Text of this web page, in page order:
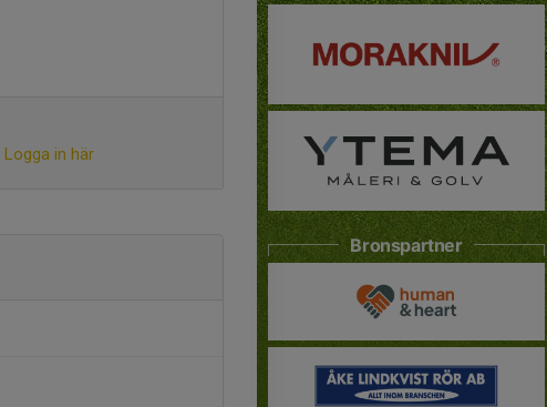
Logga in här
Bronspartner